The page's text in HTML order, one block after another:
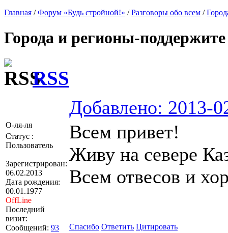
Главная /Форум «Будь стройной!» /Разговоры обо всем /
Города и регионы-
RSS
Добавлено: 2013-
О-ля-ля
Статус :
Пользователь
Зарегистрирован:
06.02.2013
Дата рождения:
00.01.1977
OffLine
Последний
визит:
Сообщений: 93
Всем привет!
Живу на севере
Всем отвесов и
Спасибо Ответить Цитировать